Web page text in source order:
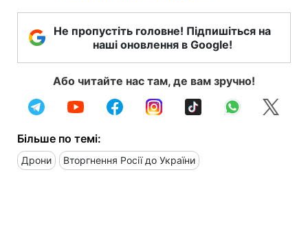
Не пропустіть головне! Підпишіться на
наші оновлення в Google!
Або читайте нас там, де вам зручно!
Більше по темі:
Дрони Вторгнення Росії до України